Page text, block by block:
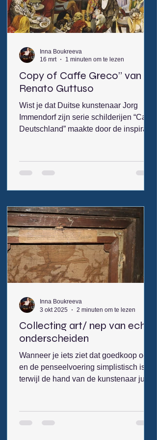
negentiende‑eeuwse schilderkunst
naar de dynamiek van de twintigste
eeuw te
Copy of Caffe Greco” van
Renato Guttuso
Wist je dat Duitse kunstenaar Jorg
Immendorf zijn serie schilderijen “Cafe
Deutschland” maakte door de inspiratie
Guttuso The oldest cafe in Rome, the
renowned Antico Caffè Greco on the
clientele for more than 250 years.
Russian cultural figures have been
among its most eminent visitors: it was
here that Nikolai Gogol worked on
“Dead
Inna Boukreeva
16 mrt
1 minuten om te lezen
Collecting art/ nep van echt
onderscheiden
Wanneer je iets ziet dat goedkoop oogt
en de penseelvoering simplistisch is,
terwijl de hand van de kunstenaar juist
met moderne olieverf die in die tijd nog
niet bestond (volgens technisch
Inna Boukreeva
3 okt 2025
2 minuten om te lezen